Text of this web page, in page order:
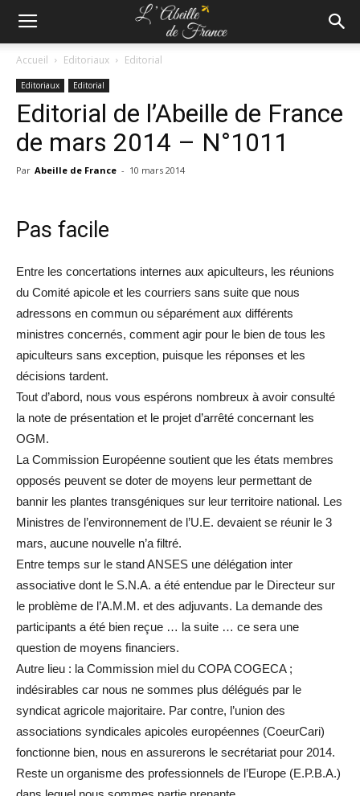
Accueil Editoriaux Editorial
Editoriaux Editorial
Editorial de l’Abeille de France
de mars 2014 – N°1011
Par Abeille de France - 10 mars 2014
Pas facile
Entre les concertations internes aux apiculteurs, les réunions
du Comité apicole et les courriers sans suite que nous
adressons en commun ou séparément aux différents
ministres concernés, comment agir pour le bien de tous les
apiculteurs sans exception, puisque les réponses et les
décisions tardent.
Tout d’abord, nous vous espérons nombreux à avoir consulté
la note de présentation et le projet d’arrêté concernant les
OGM.
La Commission Européenne soutient que les états membres
opposés peuvent se doter de moyens leur permettant de
bannir les plantes transgéniques sur leur territoire national. Les
Ministres de l’environnement de l’U.E. devaient se réunir le 3
mars, aucune nouvelle n’a filtré.
Entre temps sur le stand ANSES une délégation inter
associative dont le S.N.A. a été entendue par le Directeur sur
le problème de l’A.M.M. et des adjuvants. La demande des
participants a été bien reçue … la suite … ce sera une
question de moyens financiers.
Autre lieu : la Commission miel du COPA COGECA ;
indésirables car nous ne sommes plus délégués par le
syndicat agricole majoritaire. Par contre, l’union des
associations syndicales apicoles européennes (CoeurCari)
fonctionne bien, nous en assurerons le secrétariat pour 2014.
Reste un organisme des professionnels de l’Europe (E.P.B.A.)